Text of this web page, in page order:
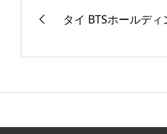
タイ BTSホールディ